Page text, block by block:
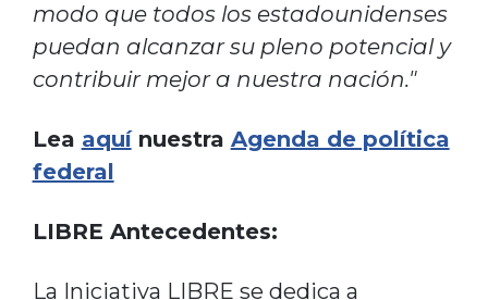
modo que todos los estadounidenses
puedan alcanzar su pleno potencial y
contribuir mejor a nuestra nación."
Lea aquínuestra Agenda de política
federal
LIBRE Antecedentes:
La Iniciativa LIBRE se dedica a